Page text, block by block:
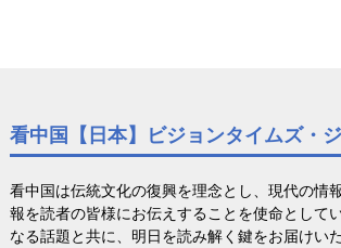
看中国【日本】ビジョンタイムズ・
看中国は伝統文化の復興を理念とし、現代の情
報を読者の皆様にお伝えすることを使命として
なる話題と共に、明日を読み解く鍵をお届けい